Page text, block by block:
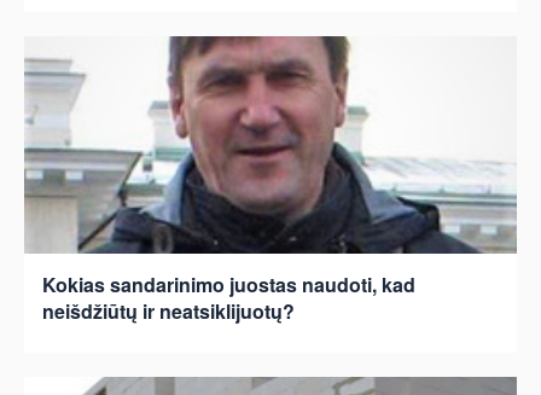
Kokias sandarinimo juostas naudoti, kad
neišdžiūtų ir neatsiklijuotų?